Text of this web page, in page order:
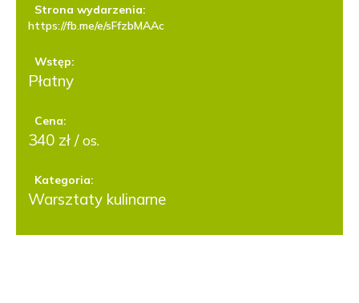
Strona wydarzenia:
https://fb.me/e/sFfzbMAAc
Wstęp:
Płatny
Cena:
340 zł /os.
Kategoria:
Warsztaty kulinarne